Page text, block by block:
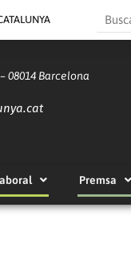
Search
08014 Barcelona
Premsa